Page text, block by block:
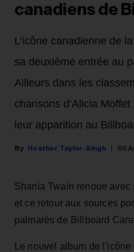
canadiens de
L’icône canadienne de
sa deuxième entrée au
Ailleurs dans les
chansons d’Alicia
leur apparition au
Heather Taylor-Singh 05
Shania Twain renoue
et ce retour aux sources
palmarès de Billboard
Le nouvel album de